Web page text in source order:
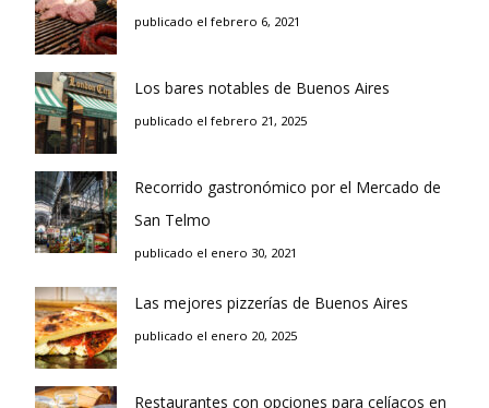
publicado el febrero 6, 2021
Los bares notables de Buenos Aires
publicado el febrero 21, 2025
Recorrido gastronómico por el Mercado de
San Telmo
publicado el enero 30, 2021
Las mejores pizzerías de Buenos Aires
publicado el enero 20, 2025
Restaurantes con opciones para celíacos en